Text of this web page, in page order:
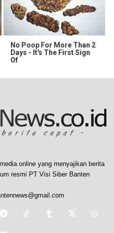
No Poop For More Than 2
Days - It's The First Sign
Of
online yang menyajikan berita
resmi PT Visi Siber Banten